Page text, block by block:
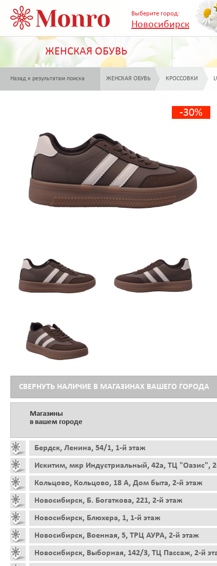
Выберите город:
Новосибирск
ЖЕНСКАЯ ОБУВЬ
Назад к результатам поиска ЖЕНСКАЯ ОБУВЬ КРОССОВКИ
-30%
СВЕРНУТЬ НАЛИЧИЕ В МАГАЗИНАХ ВАШЕГО ГОРОДА
Магазины
в вашем городе
Бердск, Ленина, 54/1, 1-й этаж
Искитим, мкр Индустриальный, 42а, ТЦ "Оазис",
Кольцово, Кольцово, 18 А, Дом быта, 2-й этаж
Новосибирск, Б. Богаткова, 221, 2-й этаж
Новосибирск, Блюхера, 1, 1-й этаж
Новосибирск, Военная, 5, ТРЦ АУРА, 2-й этаж
Новосибирск, Выборная, 142/3, ТЦ Пассаж, 2-й